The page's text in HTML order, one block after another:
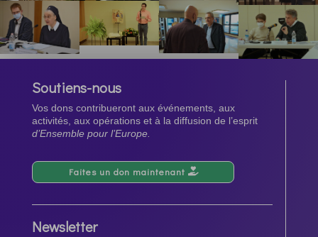
Soutiens-nous
Vos dons contribueront aux événements, aux
activités, aux opérations et à la diffusion de l’esprit
d’Ensemble pour l’Europe.
Faites un don maintenant
Newsletter